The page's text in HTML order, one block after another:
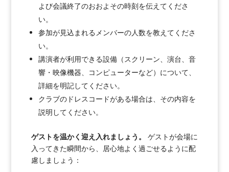
よび会議終了のおおよその時刻を伝えてくださ
い。
参加が見込まれるメンバーの人数を教えてくださ
い。
講演者が利用できる設備（スクリーン、演台、音
響・映像機器、コンピューターなど）について、
詳細を明記してください。
クラブのドレスコードがある場合は、その内容を
説明してください。
ゲストを温かく迎え入れましょう。
ゲストが会場に
入ってきた瞬間から、居心地よく過ごせるように配
慮しましょう：